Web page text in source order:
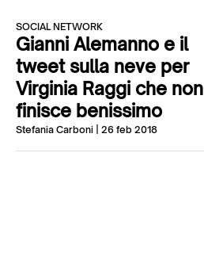
SOCIAL NETWORK
Gianni Alemanno e il
tweet sulla neve per
Virginia Raggi che non
finisce benissimo
Stefania Carboni | 26 feb 2018